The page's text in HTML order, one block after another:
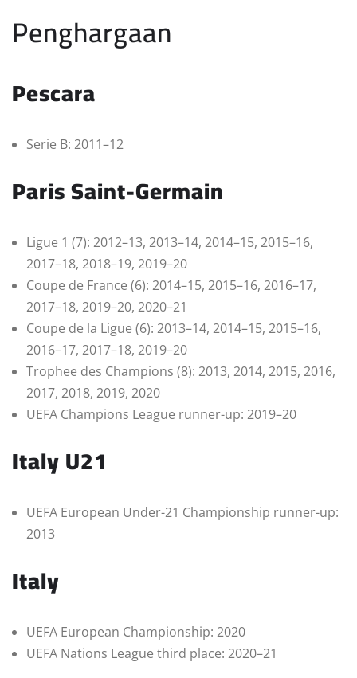
Penghargaan
Pescara
Serie B: 2011–12
Paris Saint-Germain
Ligue 1 (7): 2012–13, 2013–14, 2014–15, 2015–16,
2017–18, 2018–19, 2019–20
Coupe de France (6): 2014–15, 2015–16, 2016–17,
2017–18, 2019–20, 2020–21
Coupe de la Ligue (6): 2013–14, 2014–15, 2015–16,
2016–17, 2017–18, 2019–20
Trophee des Champions (8): 2013, 2014, 2015, 2016,
2017, 2018, 2019, 2020
UEFA Champions League runner-up: 2019–20
Italy U21
UEFA European Under-21 Championship runner-up:
2013
Italy
UEFA European Championship: 2020
UEFA Nations League third place: 2020–21